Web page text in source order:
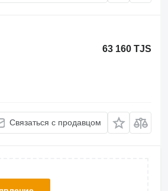
63 160 TJS
Связаться с продавцом